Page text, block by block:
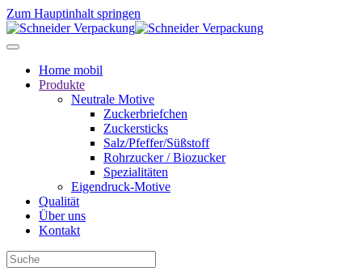
Zum Hauptinhalt springen
Home mobil
Produkte
Neutrale Motive
Zuckerbriefchen
Zuckersticks
Salz/Pfeffer/Süßstoff
Rohrzucker / Biozucker
Spezialitäten
Eigendruck-Motive
Qualität
Über uns
Kontakt